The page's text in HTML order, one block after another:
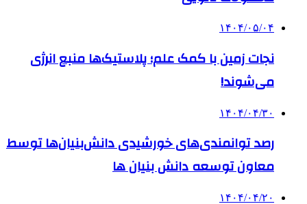
۱۴۰۴/۰۵/۰۴
نجات زمین با کمک علم؛ پلاستیک‌ها منبع انرژی
می‌شوند!
۱۴۰۴/۰۴/۳۰
رصد توانمندی‌های خورشیدی دانش‌بنیان‌ها توسط
معاون توسعه دانش‌ بنیان ها
۱۴۰۴/۰۴/۲۰